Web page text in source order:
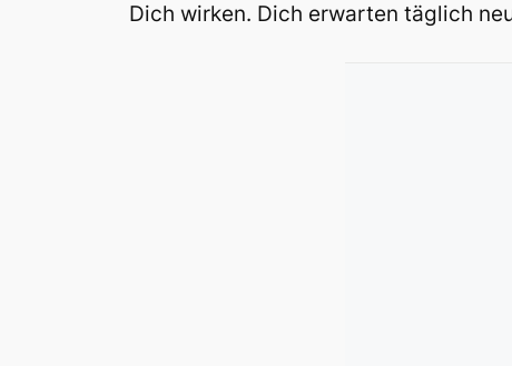
Dich wirken. Dich erwarten täglich